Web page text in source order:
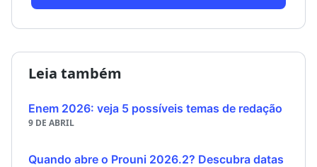
Leia também
Enem 2026: veja 5 possíveis temas de redação
9 DE ABRIL
Quando abre o Prouni 2026.2? Descubra datas